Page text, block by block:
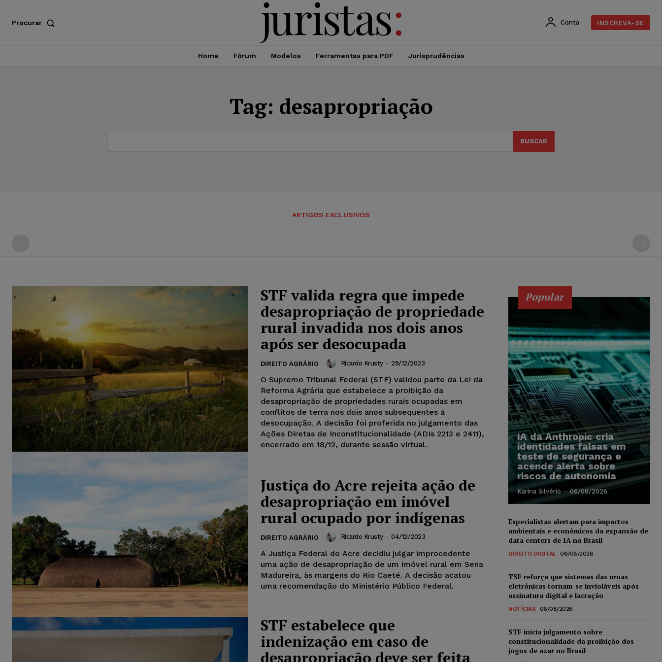
Procurar Conta INSCREVA-SE
Home Fórum Modelos Ferramentas para PDF Jurisprudências
Tag: desapropriação
BUSCAR
ARTIGOS EXCLUSIVOS
STF valida regra que impede
desapropriação de propriedade
rural invadida nos dois anos
após ser desocupada
DIREITO AGRÁRIO Ricardo Krusty - 29/12/2023
O Supremo Tribunal Federal (STF) validou parte da Lei da
Reforma Agrária que estabelece a proibição da
desapropriação de propriedades rurais ocupadas em
conflitos de terra nos dois anos subsequentes à
desocupação. A decisão foi proferida no julgamento das
Ações Diretas de Inconstitucionalidade (ADIs 2213 e 2411),
encerrado em 18/12, durante sessão virtual.
Justiça do Acre rejeita ação de
desapropriação em imóvel
rural ocupado por indígenas
DIREITO AGRÁRIO Ricardo Krusty - 04/12/2023
A Justiça Federal do Acre decidiu julgar improcedente
uma ação de desapropriação de um imóvel rural em Sena
Madureira, às margens do Rio Caeté. A decisão acatou
uma recomendação do Ministério Público Federal.
STF estabelece que
indenização em caso de
desapropriação deve ser feita
Popular
IA da Anthropic cria
identidades falsas em
teste de segurança e
acende alerta sobre
riscos de autonomia
Karina Silvério - 06/08/2026
Especialistas alertam para impactos
ambientais e econômicos da expansão de
data centers de IA no Brasil
DIREITO DIGITAL 06/08/2026
TSE reforça que sistemas das urnas
eletrônicas tornam-se invioláveis após
assinatura digital e lacração
NOTÍCIAS 06/08/2026
STF inicia julgamento sobre
constitucionalidade da proibição dos
jogos de azar no Brasil